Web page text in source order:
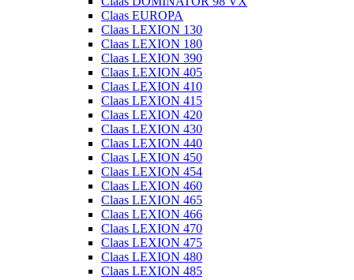
Claas EUROPA
Claas LEXION 130
Claas LEXION 180
Claas LEXION 390
Claas LEXION 405
Claas LEXION 410
Claas LEXION 415
Claas LEXION 420
Claas LEXION 430
Claas LEXION 440
Claas LEXION 450
Claas LEXION 454
Claas LEXION 460
Claas LEXION 465
Claas LEXION 466
Claas LEXION 470
Claas LEXION 475
Claas LEXION 480
Claas LEXION 485